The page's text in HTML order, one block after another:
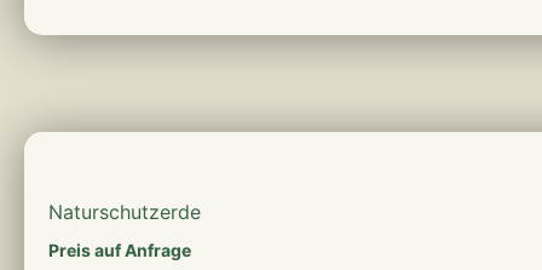
Naturschutzerde
Preis auf Anfrage